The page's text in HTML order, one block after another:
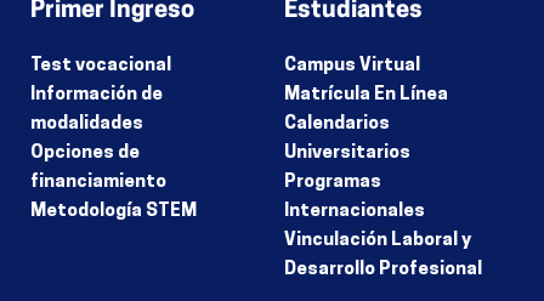
Primer Ingreso
Test vocacional
Información de
modalidades
Opciones de
financiamiento
Metodología STEM
Estudiantes
Campus Virtual
Matrícula En Línea
Calendarios
Universitarios
Programas
Internacionales
Vinculación Laboral y
Desarrollo Profesional